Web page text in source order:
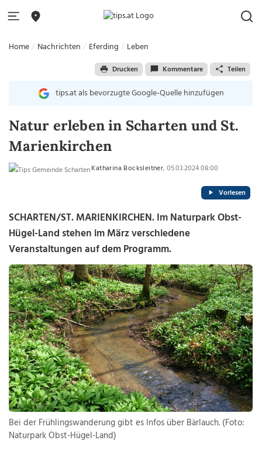
Home Nachrichten Eferding Leben
Drucken Kommentare Teilen
tips.at als bevorzugte Google-Quelle hinzufügen
Natur erleben in Scharten und St.
Marienkirchen
Katharina Bocksleitner, 05.03.2024 08:00
Vorlesen
SCHARTEN/ST. MARIENKIRCHEN.Im Naturpark Obst-
Hügel-Land stehen im März verschiedene
Veranstaltungen auf dem Programm.
Bei der Frühlingswanderung gibt es Infos über Bärlauch. (Foto:
Naturpark Obst-Hügel-Land)